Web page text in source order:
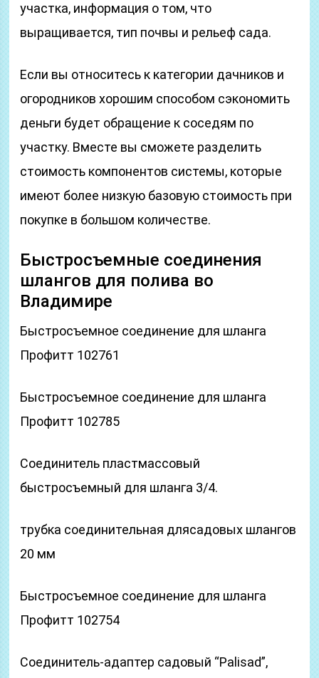
участка, информация о том, что
выращивается, тип почвы и рельеф сада.
Если вы относитесь к категории дачников и
огородников хорошим способом сэкономить
деньги будет обращение к соседям по
участку. Вместе вы сможете разделить
стоимость компонентов системы, которые
имеют более низкую базовую стоимость при
покупке в большом количестве.
Быстросъемные соединения
шлангов для полива во
Владимире
Быстросъемное соединение для шланга
Профитт 102761
Быстросъемное соединение для шланга
Профитт 102785
Соединитель пластмассовый
быстросъемный для шланга 3/4.
трубка соединительная длясадовых шлангов
20 мм
Быстросъемное соединение для шланга
Профитт 102754
Соединитель-адаптер садовый “Palisad”,